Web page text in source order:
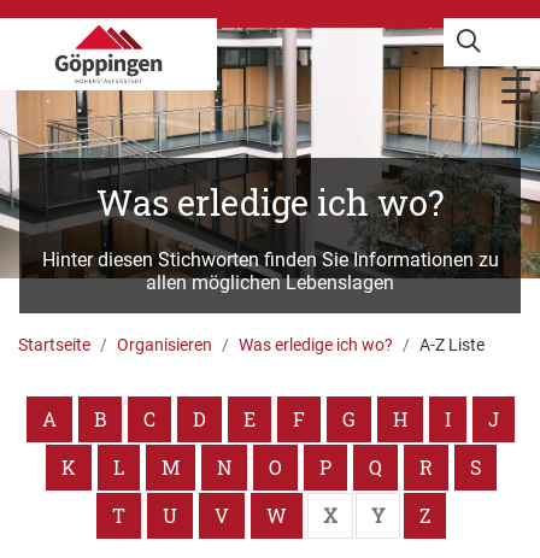
Was erledige ich wo?
Hinter diesen Stichworten finden Sie Informationen zu
allen möglichen Lebenslagen
Startseite Organisieren Was erledige ich wo? A-Z Liste
A B C D E F G H I
J
K
L M N O P Q R
S
T
U V W X Y Z